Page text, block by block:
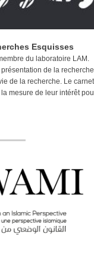
Esquisses
du laboratoire LAM.
de la recherche
de la recherche. Le carnet
la mesure de leur intérêt